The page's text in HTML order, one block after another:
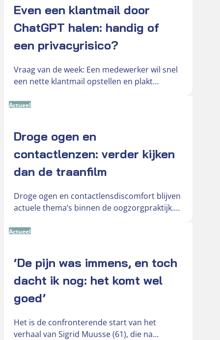
Even een klantmail door
ChatGPT halen: handig of
een privacyrisico?
Vraag van de week: Een medewerker wil snel
een nette klantmail opstellen en plakt
Actueel
Droge ogen en
contactlenzen: verder kijken
dan de traanfilm
Droge ogen en contactlensdiscomfort blijven
actuele thema’s binnen de oogzorgpraktijk.
veranderende leefomstandigheden en de
Actueel
‘De pijn was immens, en toch
dacht ik nog: het komt wel
goed’
Het is de confronterende start van het
verhaal van Sigrid Muusse (61), die na